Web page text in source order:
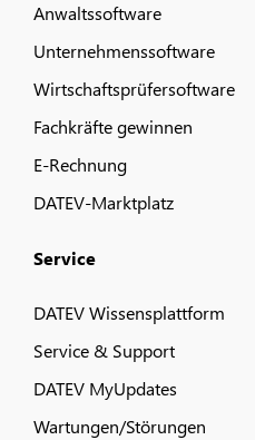
Anwaltssoftware
Unternehmenssoftware
Wirtschaftsprüfersoftware
Fachkräfte gewinnen
E-Rechnung
DATEV-Marktplatz
Service
DATEV Wissensplattform
Service & Support
DATEV MyUpdates
Wartungen/Störungen